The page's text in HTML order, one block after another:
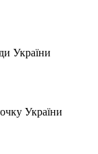
України
України